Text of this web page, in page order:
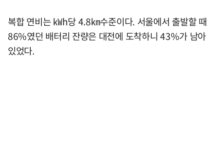
복합 연비는 ㎾h당 4.8㎞수준이다. 서울에서 출발할 때
86%였던 배터리 잔량은 대전에 도착하니 43%가 남아
있었다.